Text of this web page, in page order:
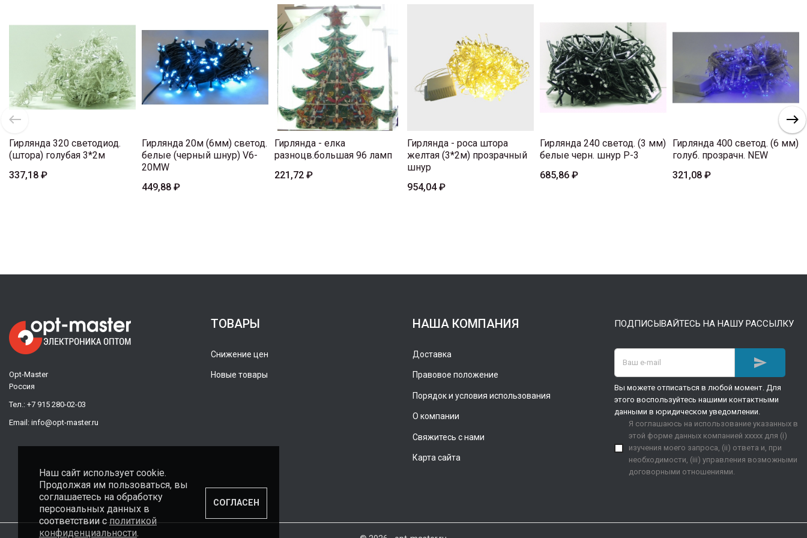
Гирлянда 320 светодиод.
(штора) голубая 3*2м
337,18 ₽
Гирлянда 20м (6мм) светод.
белые (черный шнур) V6-
20MW
449,88 ₽
Гирлянда - елка
разноцв.большая 96 ламп
221,72 ₽
Гирлянда - роса штора
желтая (3*2м) прозрачный
шнур
954,04 ₽
Гирлянда 240 светод. (3 мм)
белые черн. шнур P-3
685,86 ₽
Гирлянда 400 светод. (6 мм)
голуб. прозрачн. NEW
321,08 ₽
Opt-Master
Россия
Тел.: +7 915 280-02-03
Email: info@opt-master.ru
ТОВАРЫ
Снижение цен
Новые товары
НАША КОМПАНИЯ
Доставка
Правовое положение
Порядок и условия использования
О компании
Свяжитесь с нами
Карта сайта
ПОДПИСЫВАЙТЕСЬ НА НАШУ РАССЫЛКУ

Вы можете отписаться в любой момент. Для
этого воспользуйтесь нашими контактными
данными в юридическом уведомлении.
Я соглашаюсь на использование указанных в
этой форме данных компанией xxxxx для (i)
изучения моего запроса, (ii) ответа и, при
необходимости, (iii) управления возможными
договорными отношениями.
Наш сайт использует cookie.
Продолжая им пользоваться, вы
соглашаетесь на обработку
персональных данных в
соответствии сполитикой
конфиденциальности.
СОГЛАСЕН